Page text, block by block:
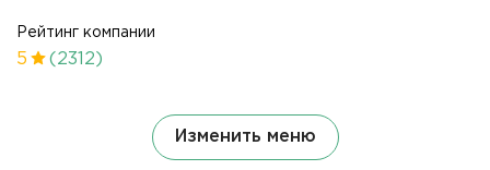
Рейтинг компании
5 (2312)
Изменить меню